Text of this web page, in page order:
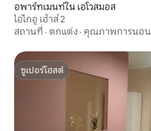
อพาร์ทเมนท์ใน เอโวสมอส
ไอไกอู เฮ้าส์ 2
สถานที่ · ตกแต่ง · คุณภาพการนอน
ซูเปอร์โฮสต์
ซูเปอร์โฮสต์